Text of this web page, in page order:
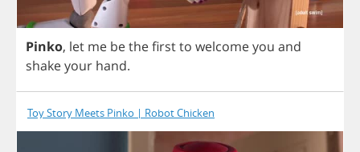
Pinko, let me bethefirstto welcomeyou and
shakeyour hand.
Toy Story Meets Pinko | Robot Chicken